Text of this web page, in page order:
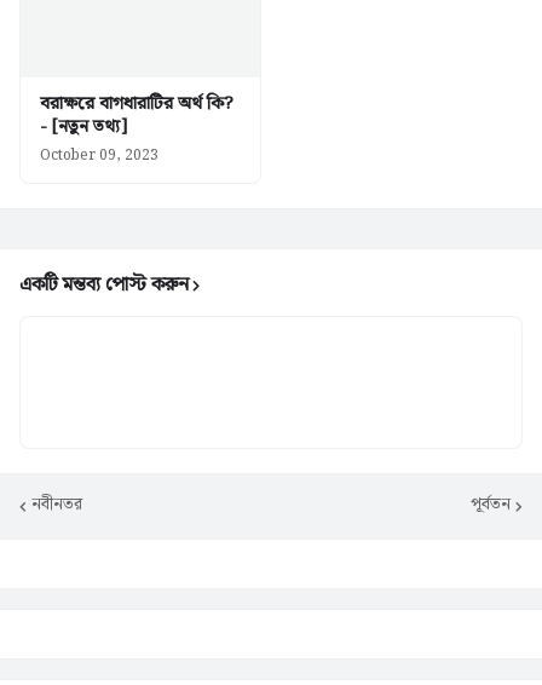
বরাক্ষরে বাগধারাটির অর্থ কি?
- [নতুন তথ্য]
October 09, 2023
একটি মন্তব্য পোস্ট করুন
নবীনতর পূর্বতন